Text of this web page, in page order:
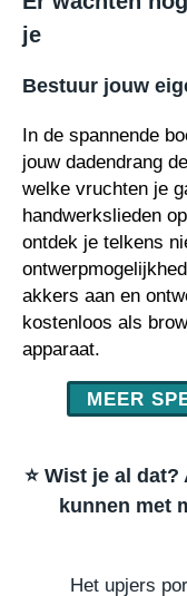
je
Bestuur jouw
In de spannende
jouw dadendrang
welke vruchten je
handwerkslieden
ontdek je telkens
akkers aan en
kostenloos als
apparaat.
MEER
⭐️ Wist je al
kunnen met
Het upjers